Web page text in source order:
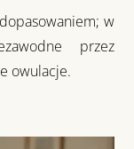
w
przez
owulacje.